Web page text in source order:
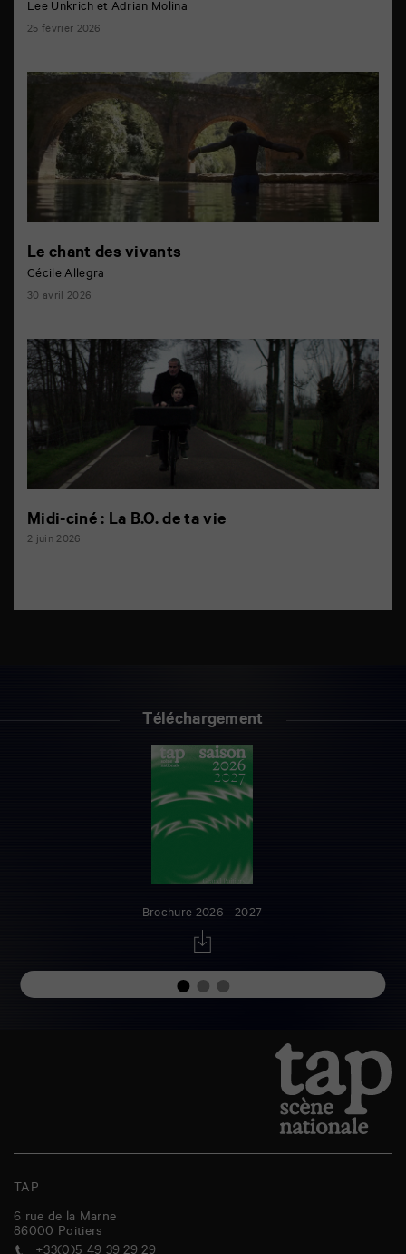
Lee Unkrich et Adrian Molina
25 février 2026
Le chant des vivants
Cécile Allegra
30 avril 2026
Midi-ciné : La B.O. de ta vie
2 juin 2026
Téléchargement
Brochure 2026 - 2027
TAP
6 rue de la Marne
86000 Poitiers